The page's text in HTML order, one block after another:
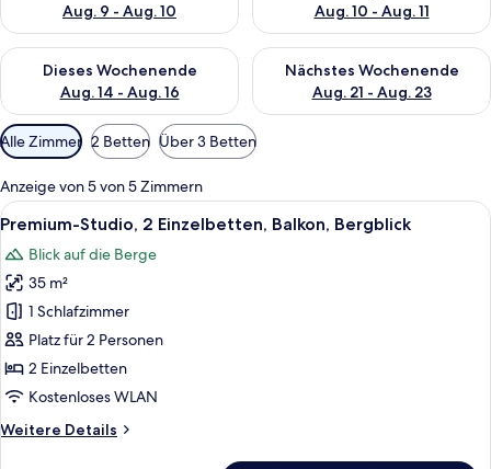
Aug. 9 - Aug. 10
Aug. 10 - Aug. 11
Dieses Wochenende
Aug. 14 - Aug. 16
Überprüfe die Verfügbarkeit für dieses Wochenende, Aug. 14
Nächstes Wochenende
Aug. 21 - Aug. 23
Überprüfe die Verfügbarkeit
Verfügbare
Filter
für
Zimmer
Alle Zimmer 2 Betten Über 3 Betten
Anzeige von 5 von 5 Zimmern
Alle
Fotos
für
Premium-
Studio,
2 Einzelbetten,
Balkon,
Bergblick
Ein Hotelzimmer mit zwei Betten,
5
Premium-Studio, 2 Einzelbetten, Balkon, Bergblick
Blick auf die Berge
35 m²
1 Schlafzimmer
Platz für 2 Personen
2 Einzelbetten
Kostenloses WLAN
Weitere Details
Weitere